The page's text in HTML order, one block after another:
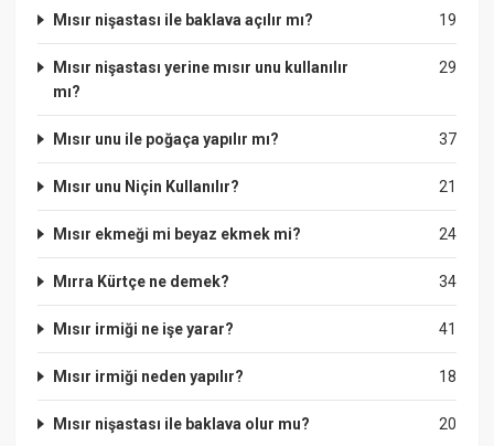
19
Mısır nişastası ile baklava açılır mı?
29
Mısır nişastası yerine mısır unu kullanılır
mı?
37
Mısır unu ile poğaça yapılır mı?
21
Mısır unu Niçin Kullanılır?
24
Mısır ekmeği mi beyaz ekmek mi?
34
Mırra Kürtçe ne demek?
41
Mısır irmiği ne işe yarar?
18
Mısır irmiği neden yapılır?
20
Mısır nişastası ile baklava olur mu?